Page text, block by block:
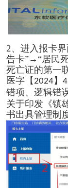
2、进入报卡
告卡”→ “居民
死亡证的第一
医字【2024】
错项、逻辑错
关于印发《镇
书出具管理制